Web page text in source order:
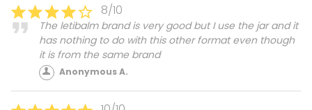
8/10
The letibalm brand is very good but I use the jar and it
has nothing to do with this other format even though
it is from the same brand
Anonymous A.